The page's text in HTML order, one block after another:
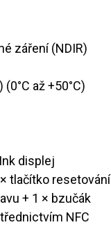
záření (NDIR)
až +50°C)
displej
tlačítko resetování
+ 1 × bzučák
NFC